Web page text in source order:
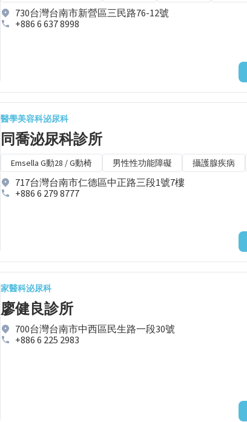
730台灣台南市新營區三民路76-12號
+886 6 637 8998
醫學美容科泌尿科
同喬泌尿科診所
Emsella G動28 / G動椅 男性性功能障礙 攝護腺疾病
717台灣台南市仁德區中正路三段1號7樓
+886 6 279 8777
家醫科泌尿科
廖健良診所
700台灣台南市中西區民生路一段30號
+886 6 225 2983